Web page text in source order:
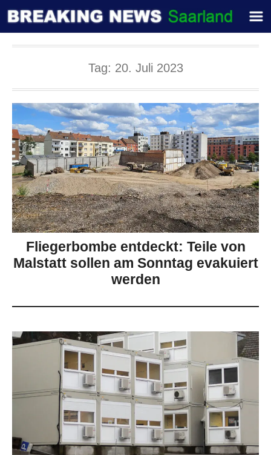
Tag: 20. Juli 2023
Fliegerbombe entdeckt: Teile von
Malstatt sollen am Sonntag evakuiert
werden